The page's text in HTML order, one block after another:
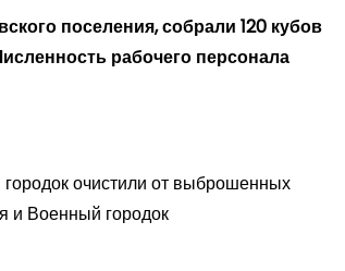
поселения, собрали 120 кубов
рабочего персонала
очистили от выброшенных
и Военный городок